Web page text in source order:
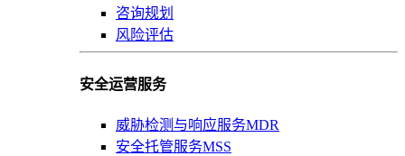
咨询规划
风险评估
安全运营服务
威胁检测与响应服务MDR
安全托管服务MSS